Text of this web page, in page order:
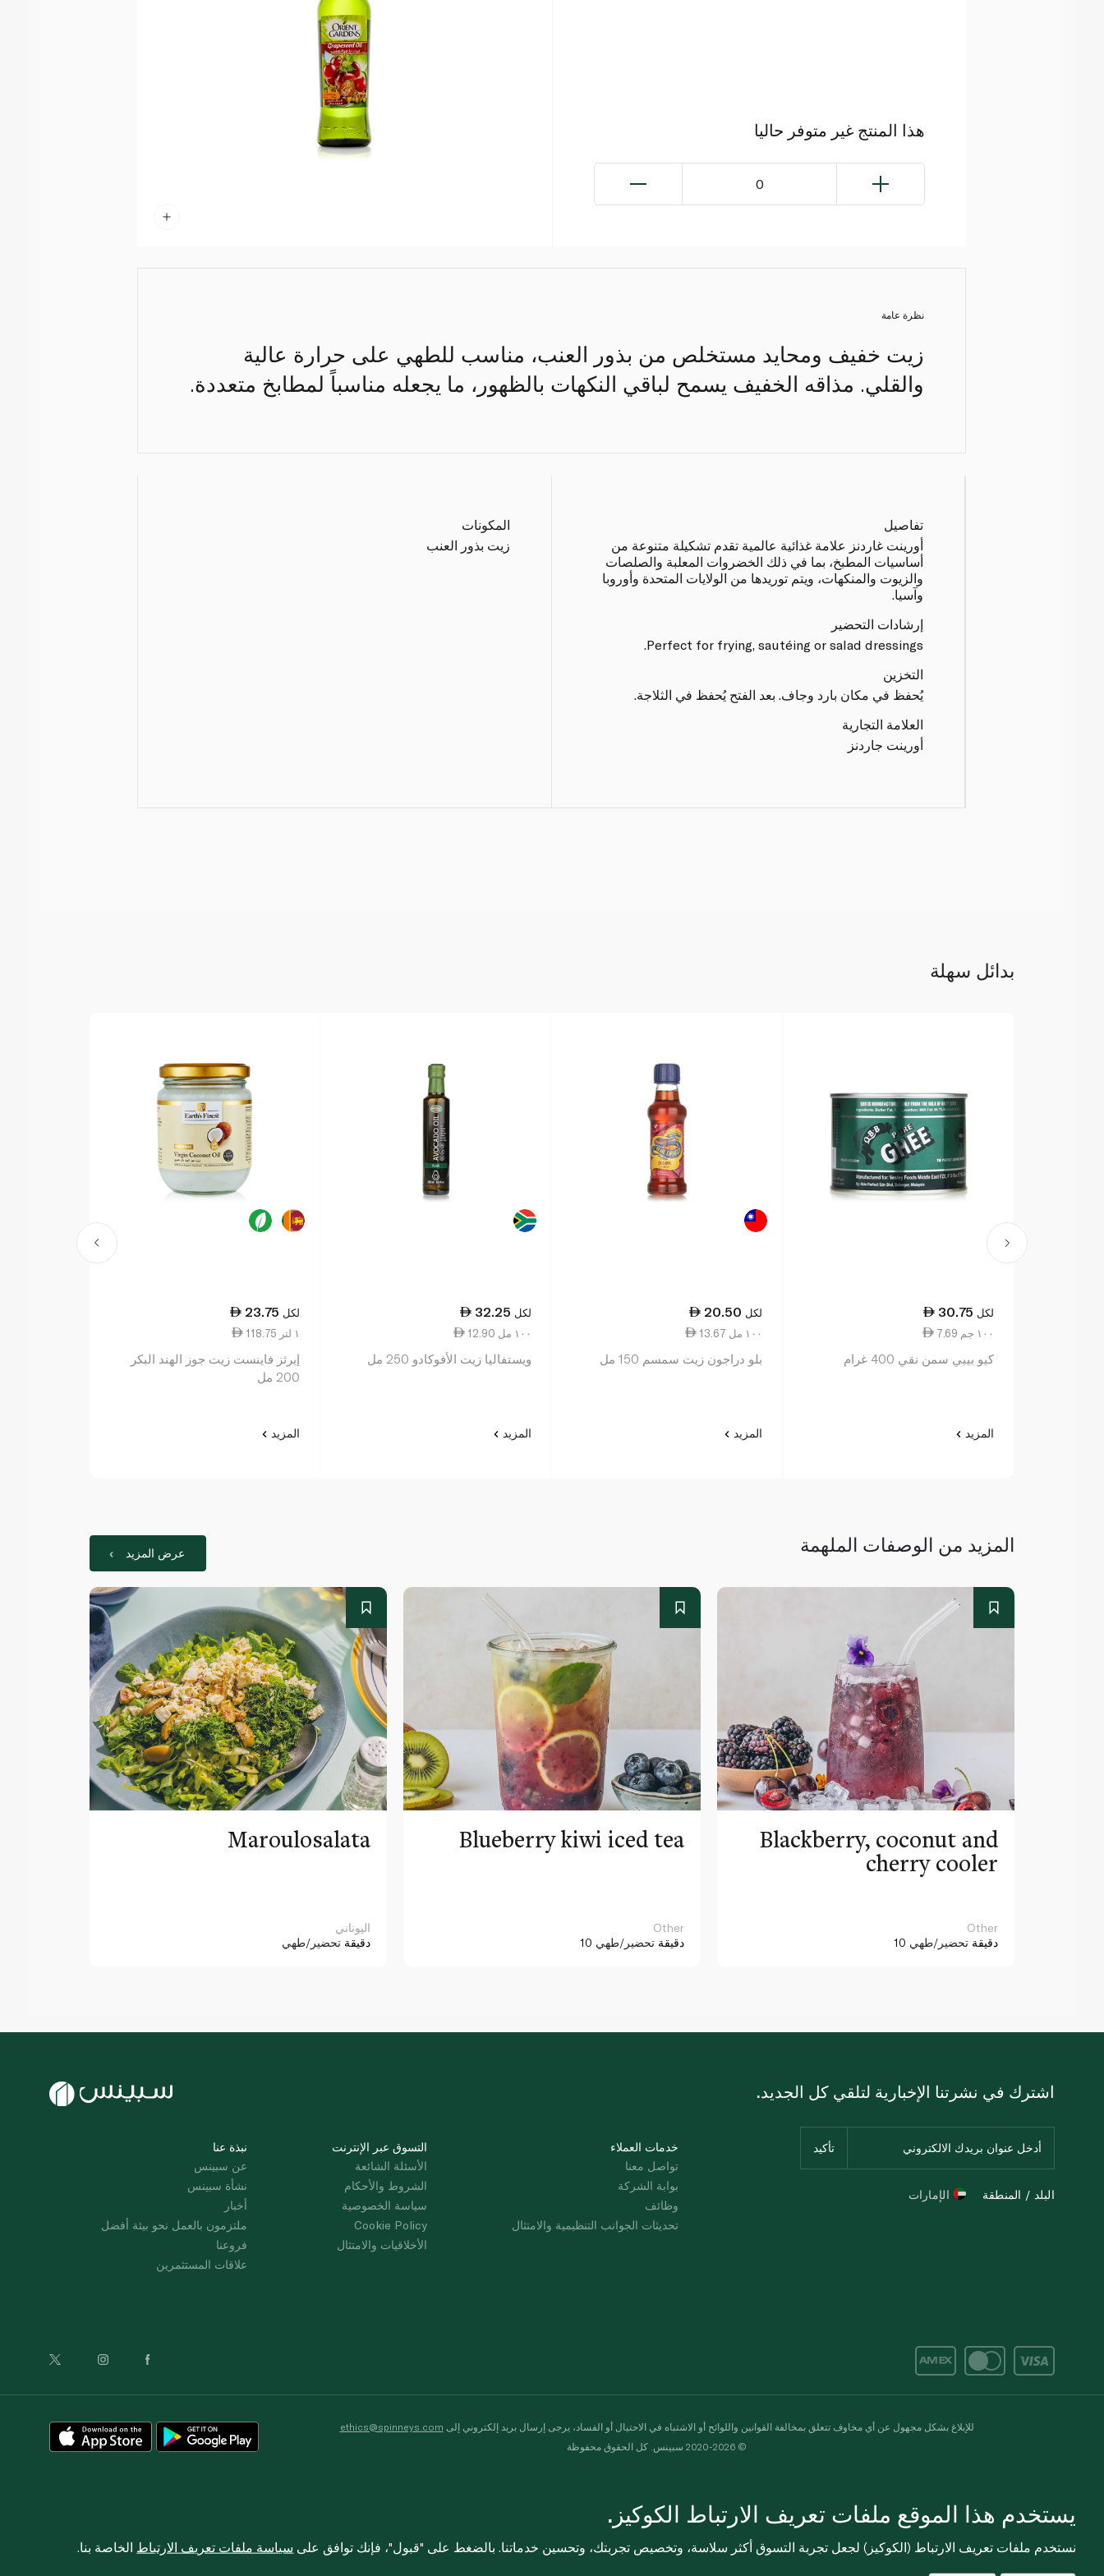
هذا المنتج غير متوفر حاليا
0
نظرة عامة
زيت خفيف ومحايد مستخلص من بذور العنب، مناسب للطهي على حرارة عالية
والقلي. مذاقه الخفيف يسمح لباقي النكهات بالظهور، ما يجعله مناسباً لمطابخ متعددة.
تفاصيل
أورينت غاردنز علامة غذائية عالمية تقدم تشكيلة متنوعة من
أساسيات المطبخ، بما في ذلك الخضروات المعلبة والصلصات
والزيوت والمنكهات، ويتم توريدها من الولايات المتحدة وأوروبا
وآسيا.
إرشادات التحضير
Perfect for frying, sautéing or salad dressings.
التخزين
يُحفظ في مكان بارد وجاف. بعد الفتح يُحفظ في الثلاجة.
العلامة التجارية
أورينت جاردنز
المكونات
زيت بذور العنب
بدائل سهلة
30.75 لكل
7.69 ١٠٠ جم
كيو بيبي سمن نقي 400 غرام
المزيد
20.50 لكل
13.67 ١٠٠ مل
بلو دراجون زيت سمسم 150 مل
المزيد
32.25 لكل
12.90 ١٠٠ مل
ويستفاليا زيت الأفوكادو 250 مل
المزيد
23.75 لكل
118.75 ١ لتر
إيرثز فاينست زيت جوز الهند البكر
200 مل
المزيد
المزيد من الوصفات الملهمة عرض المزيد
Maroulosalata
اليوناني
دقيقة تحضير/طهي
Blueberry kiwi iced tea
Other
10 دقيقة تحضير/طهي
Blackberry, coconut and
cherry cooler
Other
10 دقيقة تحضير/طهي
نبذة عنا
عن سبينس
نشأة سبينس
أخبار
ملتزمون بالعمل نحو بيئة أفضل
فروعنا
علاقات المستثمرين
التسوق عبر الإنترنت
الأسئلة الشائعة
الشروط والأحكام
سياسة الخصوصية
Cookie Policy
الأخلاقيات والامتثال
خدمات العملاء
تواصل معنا
بوابة الشركة
وظائف
تحديثات الجوانب التنظيمية والامتثال
اشترك في نشرتنا الإخبارية لتلقي كل الجديد.
البلد / المنطقة الإمارات
للإبلاغ بشكل مجهول عن أي مخاوف تتعلق بمخالفة القوانين واللوائح أو الاشتباه في الاحتيال أو الفساد، يرجى إرسال بريد إلكتروني إلى ethics@spinneys.com
© 2020-2026 سبينس. كل الحقوق محفوظة
يستخدم هذا الموقع ملفات تعريف الارتباط الكوكيز.
نستخدم ملفات تعريف الارتباط (الكوكيز) لجعل تجربة التسوق أكثر سلاسة، وتخصيص تجربتك، وتحسين خدماتنا. بالضغط على "قبول"، فإنك توافق على سياسة ملفات تعريف الارتباط الخاصة بنا.